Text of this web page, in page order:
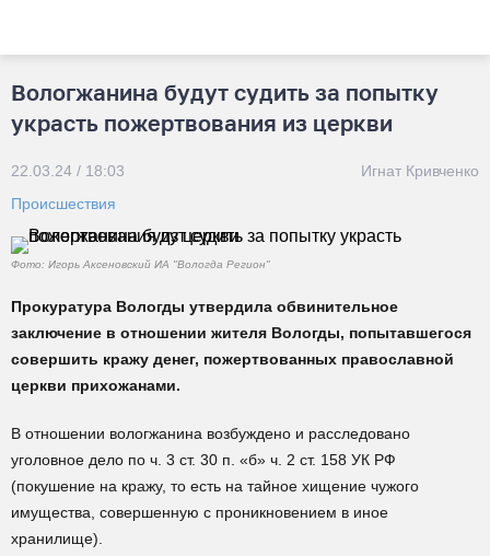
Вологжанина будут судить за попытку
украсть пожертвования из церкви
22.03.24 / 18:03
Игнат Кривченко
Происшествия
Фото: Игорь Аксеновский ИА "Вологда Регион"
Прокуратура Вологды утвердила обвинительное
заключение в отношении жителя Вологды, попытавшегося
совершить кражу денег, пожертвованных православной
церкви прихожанами.
В отношении вологжанина возбуждено и расследовано
уголовное дело по ч. 3 ст. 30 п. «б» ч. 2 ст. 158 УК РФ
(покушение на кражу, то есть на тайное хищение чужого
имущества, совершенную с проникновением в иное
хранилище).